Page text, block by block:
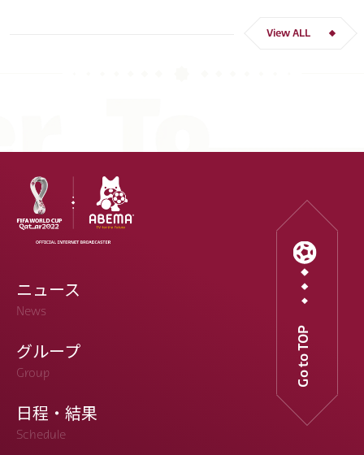
View ALL
ニュース
News
グループ
Group
日程・結果
Schedule
Go to TOP